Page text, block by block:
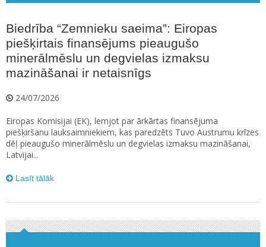
Biedrība “Zemnieku saeima”: Eiropas
piešķirtais finansējums pieaugušo
minerālmēslu un degvielas izmaksu
mazināšanai ir netaisnīgs
24/07/2026
Eiropas Komisijai (EK), lemjot par ārkārtas finansējuma
piešķiršanu lauksaimniekiem, kas paredzēts Tuvo Austrumu krīzes
dēļ pieaugušo minerālmēslu un degvielas izmaksu mazināšanai,
Latvijai...
Lasīt tālāk